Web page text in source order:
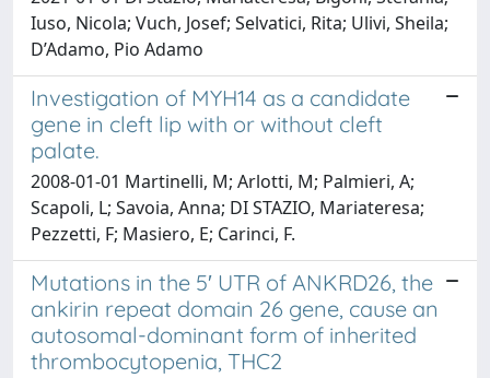
Iuso, Nicola; Vuch, Josef; Selvatici, Rita; Ulivi, Sheila;
D’Adamo, Pio Adamo
Investigation of MYH14 as a candidate
gene in cleft lip with or without cleft
palate.
2008-01-01 Martinelli, M; Arlotti, M; Palmieri, A;
Scapoli, L; Savoia, Anna; DI STAZIO, Mariateresa;
Pezzetti, F; Masiero, E; Carinci, F.
Mutations in the 5′ UTR of ANKRD26, the
ankirin repeat domain 26 gene, cause an
autosomal-dominant form of inherited
thrombocytopenia, THC2